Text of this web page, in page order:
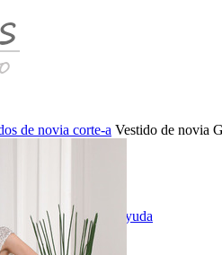
la contraseña Ayuda
de novia corte-a Vestido de novia